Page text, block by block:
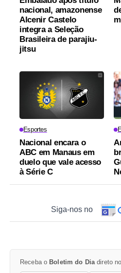
nacional, amazonense
Alcenir Castelo
integra a Seleção
Brasileira de parajiu-
jitsu
Esportes
Nacional encara o
ABC em Manaus em
duelo que vale acesso
à Série C
Siga-nos no
Receba o Boletim do Dia direto